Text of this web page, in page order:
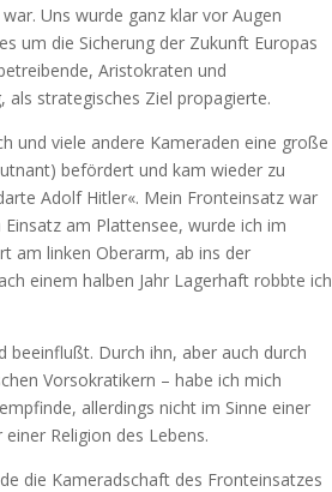
Uns wurde ganz klar vor Augen
um die Sicherung der Zukunft Europas
Aristokraten und
als strategisches Ziel propagierte.
und viele andere Kameraden eine große
befördert und kam wieder zu
Adolf Hitler«. Mein Fronteinsatz war
am Plattensee, wurde ich im
am linken Oberarm, ab ins der
einem halben Jahr Lagerhaft robbte ich
beeinflußt. Durch ihn, aber auch durch
Vorsokratikern – habe ich mich
allerdings nicht im Sinne einer
Religion des Lebens.
die Kameradschaft des Fronteinsatzes